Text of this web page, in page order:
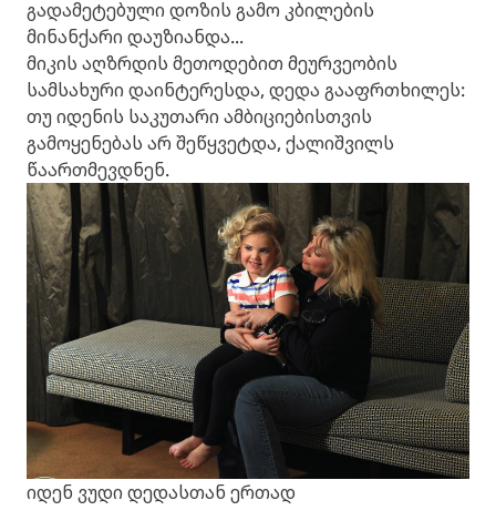
გადამეტებული დოზის გამო კბილების
მინანქარი დაუზიანდა...
მიკის აღზრდის მეთოდებით მეურვეობის
სამსახური დაინტერესდა, დედა გააფრთხილეს:
თუ იდენის საკუთარი ამბიციებისთვის
გამოყენებას არ შეწყვეტდა, ქალიშვილს
წაართმევდნენ.
იდენ ვუდი დედასთან ერთად